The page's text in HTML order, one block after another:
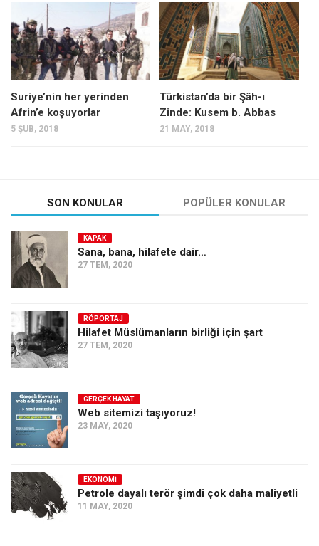
Mehmet Ali Tekin
Abir E. Nahas
Amina S. Jenenkovic
Bağdagül Öz
Esra Elönü
Kategoriler
Kültür Sanat
Kitap
Karisi kitap sualleri
7 soruda bu hafta
Ekonomi
Spor
Sağlık
Gıda-Beslenme
Türkiye
Siyaset
Dünya
Suriye’nin her yerinden
Afrin’e koşuyorlar
5 ŞUB, 2018
Türkistan’da bir Şâh-ı
Zinde: Kusem b. Abbas
21 MAY, 2018
SON KONULAR POPÜLER KONULAR
KAPAK
Sana, bana, hilafete dair…
27 TEM, 2020
RÖPORTAJ
Hilafet Müslümanların birliği için şart
27 TEM, 2020
GERÇEK HAYAT
Web sitemizi taşıyoruz!
23 MAY, 2020
EKONOMI
Petrole dayalı terör şimdi çok daha maliyetli
11 MAY, 2020